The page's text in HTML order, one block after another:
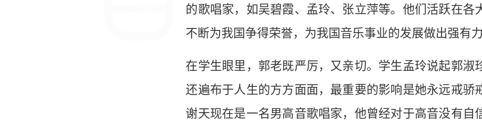
的歌唱家，如吴碧霞、孟玲、张立萍等。他们活跃在各
不断为我国争得荣誉，为我国音乐事业的发展做出强有力
在学生眼里，郭老既严厉，又亲切。学生孟玲说起郭淑
还遍布于人生的方方面面，最重要的影响是她永远戒
谢天现在是一名男高音歌唱家，他曾经对于高音没有